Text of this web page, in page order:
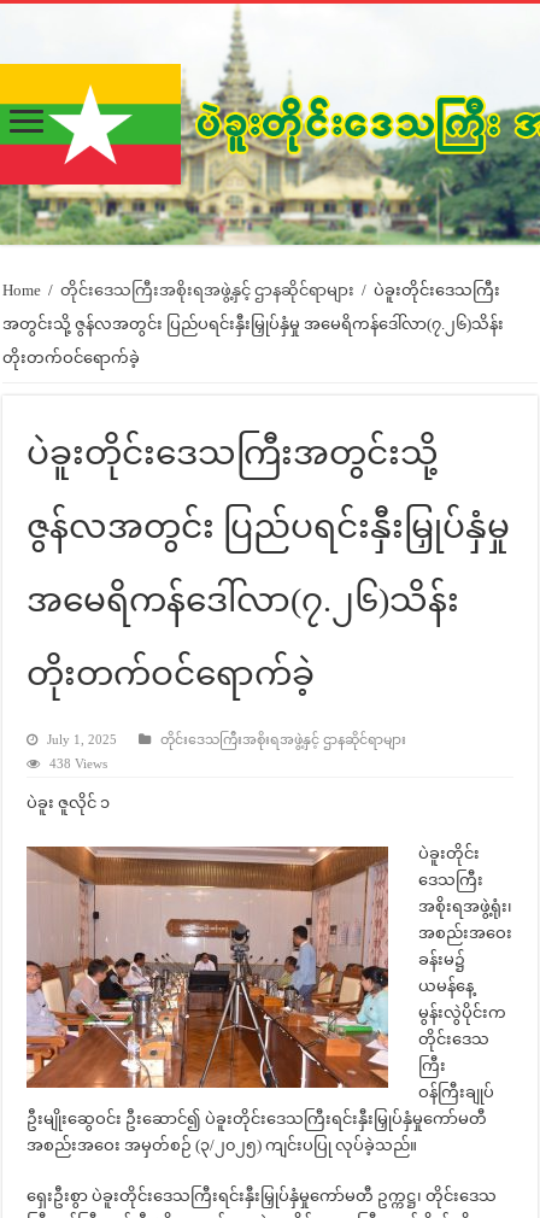
Home / တိုင်းဒေသကြီးအစိုးရအဖွဲ့နှင့် ဌာနဆိုင်ရာများ / ပဲခူးတိုင်းဒေသကြီး
အတွင်းသို့ ဇွန်လအတွင်း ပြည်ပရင်းနှီးမြှုပ်နှံမှု အမေရိကန်ဒေါ်လာ(၇.၂၆)သိန်း
တိုးတက်ဝင်ရောက်ခဲ့
ပဲခူးတိုင်းဒေသကြီးအတွင်းသို့
ဇွန်လအတွင်း ပြည်ပရင်းနှီးမြှုပ်နှံမှု
အမေရိကန်ဒေါ်လာ(၇.၂၆)သိန်း
တိုးတက်ဝင်ရောက်ခဲ့
July 1, 2025
တိုင်းဒေသကြီးအစိုးရအဖွဲ့နှင့် ဌာနဆိုင်ရာများ
438 Views
ပဲခူး ဇူလိုင် ၁
ပဲခူးတိုင်း
ဒေသကြီး
အစိုးရအဖွဲ့ရုံး၊
အစည်းအဝေး
ခန်းမ၌
ယမန်နေ့
မွန်းလွဲပိုင်းက
တိုင်းဒေသ
ကြီး
ဝန်ကြီးချုပ်
ဦးမျိုးဆွေဝင်း ဦးဆောင်၍ ပဲခူးတိုင်းဒေသကြီးရင်းနှီးမြှုပ်နှံမှုကော်မတီ
အစည်းအဝေး အမှတ်စဉ် (၃/၂၀၂၅) ကျင်းပပြု လုပ်ခဲ့သည်။
ရှေးဦးစွာ ပဲခူးတိုင်းဒေသကြီးရင်းနှီးမြှုပ်နှံမှုကော်မတီ ဥက္ကဋ္ဌ၊ တိုင်းဒေသ